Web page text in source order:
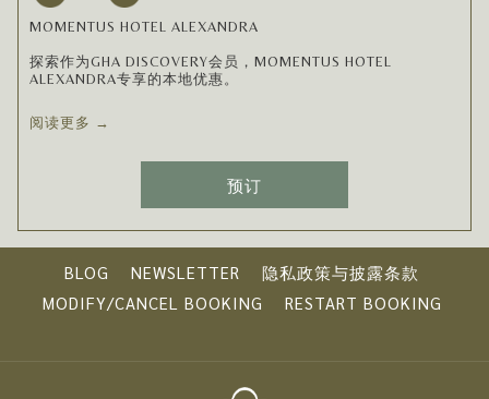
MOMENTUS HOTEL ALEXANDRA
探索作为GHA DISCOVERY会员，MOMENTUS HOTEL
ALEXANDRA专享的本地优惠。
阅读更多
预订
BLOG NEWSLETTER
隐私政策与披露条款
MODIFY/CANCEL BOOKING
RESTART BOOKING